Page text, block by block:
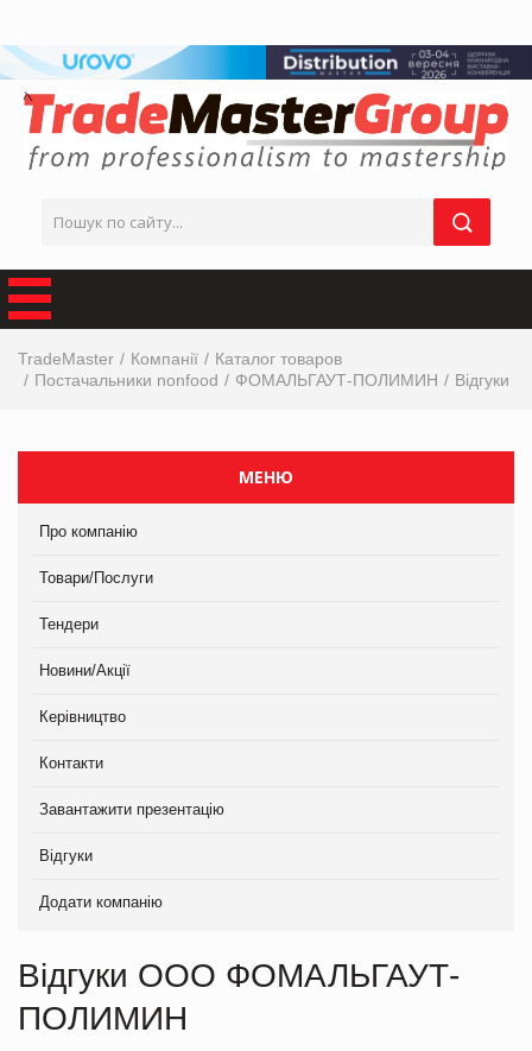
TradeMaster Компанії
Каталог товаров
Постачальники nonfood
ФОМАЛЬГАУТ-ПОЛИМИН Відгуки
МЕНЮ
Про компанію
Товари/Послуги
Тендери
Новини/Акції
Керівництво
Контакти
Завантажити презентацію
Відгуки
Додати компанію
Відгуки ООО ФОМАЛЬГАУТ-
ПОЛИМИН